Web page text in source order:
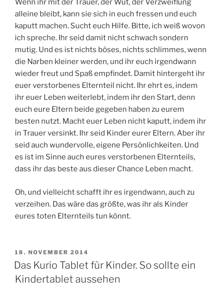
Wenn ihr mit der Trauer, der Wut, der Verzweiflung
alleine bleibt, kann sie sich in euch fressen und euch
kaputt machen. Sucht euch Hilfe. Bitte, ich weiß wovon
ich spreche. Ihr seid damit nicht schwach sondern
mutig. Und es ist nichts böses, nichts schlimmes, wenn
die Narben kleiner werden, und ihr euch irgendwann
wieder freut und Spaß empfindet. Damit hintergeht ihr
euer verstorbenes Elternteil nicht. Ihr ehrt es, indem
ihr euer Leben weiterlebt, indem ihr den Start, denn
euch eure Eltern beide gegeben haben zu eurem
besten nutzt. Macht euer Leben nicht kaputt, indem ihr
in Trauer versinkt. Ihr seid Kinder eurer Eltern. Aber ihr
seid auch wundervolle, eigene Persönlichkeiten. Und
es ist im Sinne auch eures verstorbenen Elternteils,
dass ihr das beste aus dieser Chance Leben macht.
Oh, und vielleicht schafft ihr es irgendwann, auch zu
verzeihen. Das wäre das größte, was ihr als Kinder
eures toten Elternteils tun könnt.
VERÖFFENTLICHT
AM
18. NOVEMBER 2014
Das Kurio Tablet für Kinder. So sollte ein
Kindertablet aussehen